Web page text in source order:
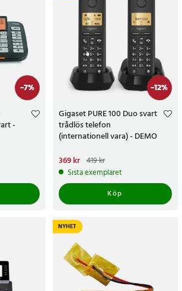
-7%
-
-12%
Gigaset PURE 100 Duo svart
trådlös telefon
(internationell vara) - DEMO
Nuvarande pris
pris:419 kr
369 kr 419 kr
Sista exemplaret
Köp
NYHET